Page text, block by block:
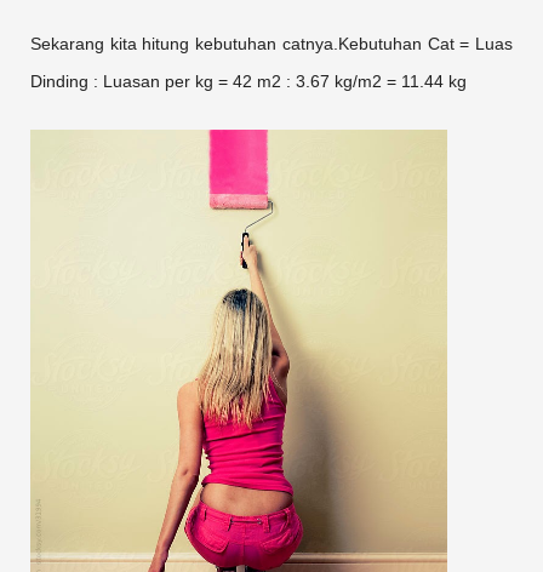
Sekarang kita hitung kebutuhan catnya.Kebutuhan Cat = Luas
Dinding : Luasan per kg = 42 m2 : 3.67 kg/m2 = 11.44 kg